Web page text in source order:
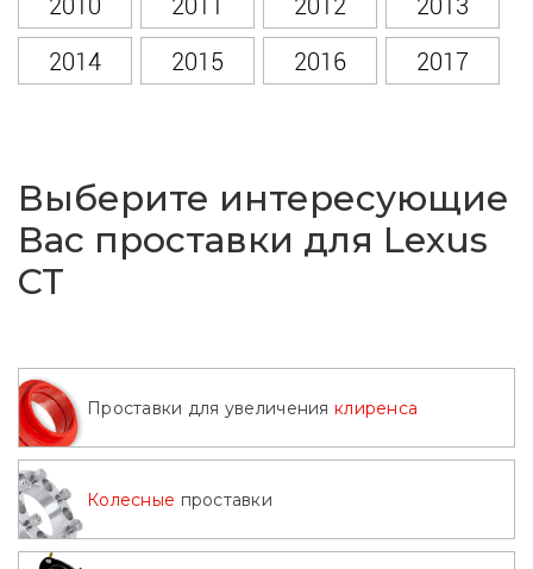
2010 2011 2012
2013
2014
2015 2016
2017
Выберите интересующие
Вас проставки для Lexus
CT
Проставки для увеличения клиренса
Колесные проставки